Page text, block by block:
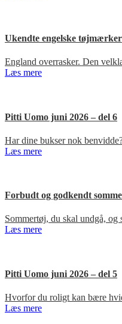
Ukendte engelske tøjmærker
England overrasker. Den
Læs mere
Pitti Uomo juni 2026 – del 6
Har dine bukser nok
Læs mere
Forbudt og godkendt
Sommertøj, du skal undgå,
Læs mere
Pitti Uomo juni 2026 – del 5
Hvorfor du roligt kan bære
Læs mere